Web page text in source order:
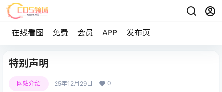
在线看图 免费 会员 APP 发布页
特别声明
网站介绍 25年12月29日 0